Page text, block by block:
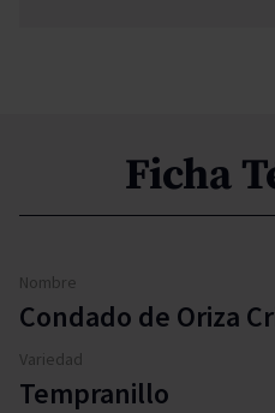
Ficha
Nombre
Condado de Oriza
Variedad
Tempranillo